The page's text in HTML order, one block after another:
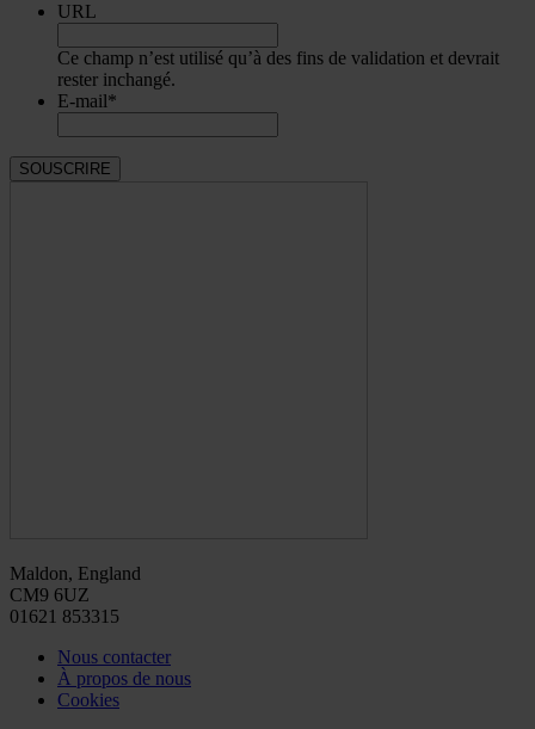
URL
Ce champ n’est utilisé qu’à des fins de validation et devrait
rester inchangé.
E-mail*
Maldon, England
CM9 6UZ
01621 853315
Nous contacter
À propos de nous
Cookies